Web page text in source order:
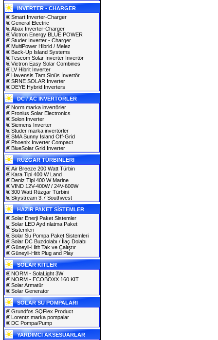
INVERTER - CHARGER
Smart Inverter-Charger
General Electric
Abax Inverter-Charger
Victron Energy BLUE POWER
Studer Inverter - Charger
MultiPower Hibrid / Melez
Back-Up Island Systems
Tescom Solar İnverter İnvertör
Victron Easy Solar Combines
LV Hibrit İnverter
Havensis Tam Sinüs İnvertör
SRNE SOLAR Inverter
DEYE Hybrid Inverters
DC / AC İNVERTÖRLER
Norm marka invertörler
Fronius Solar Electronics
Solon Inverter
Siemens Inverter
Studer marka invertörler
SMA Sunny Island Off-Grid
Phoenix Inverter Compact
BlueSolar Grid Inverter
RÜZGAR TÜRBINLERI
Air Breeze 200 Watt Türbin
Kara Tipi 400 W Land
Deniz Tipi 400 W Marine
VIND 12V-400W / 24V-600W
300 Watt Rüzgar Türbini
Skystream 3.7 Southwest
HAZIR PAKET SİSTEMLER
Solar Enerji Paket Sistemler
Solar LED Aydınlatma Paket
Sistemleri
Solar Su Pompa Paket Sistemleri
Solar DC Buzdolabı / İlaç Dolabı
Güneyli-Hitit Tak ve Çalıştır
Güneyli-Hitit Plug and Play
SOLAR KITLER
NORM - SolaLight 3W
NORM - ECOBOXX 160 KIT
Solar Armatür
Solar Generator
SOLAR SU POMPALARI
Grundfos SQFlex Product
Lorentz marka pompalar
DC Pompa/Pump
YARDIMCI AKSESUARLAR